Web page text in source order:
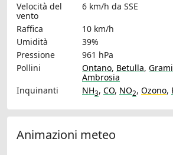
Velocità del
vento
6 km/h da SSE
Raffica
10 km/h
Umidità
39%
Pressione
961 hPa
Pollini
Ontano, Betulla,
Ambrosia
Inquinanti
NH3, CO, NO2, Ozono,
Animazioni meteo